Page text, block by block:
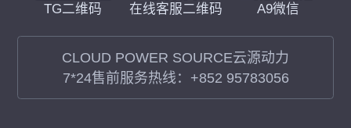
TG二维码 在线客服二维码 A9微信
CLOUD POWER SOURCE云源动力
7*24售前服务热线： +852 95783056